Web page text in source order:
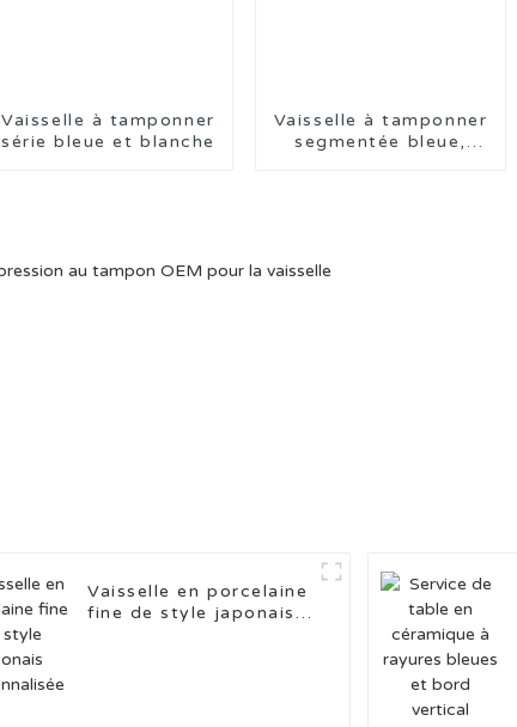
Vaisselle à tamponner
série bleue et blanche
Vaisselle à tamponner
segmentée bleue,
Vaisselle en porcelaine
fine de style japonais